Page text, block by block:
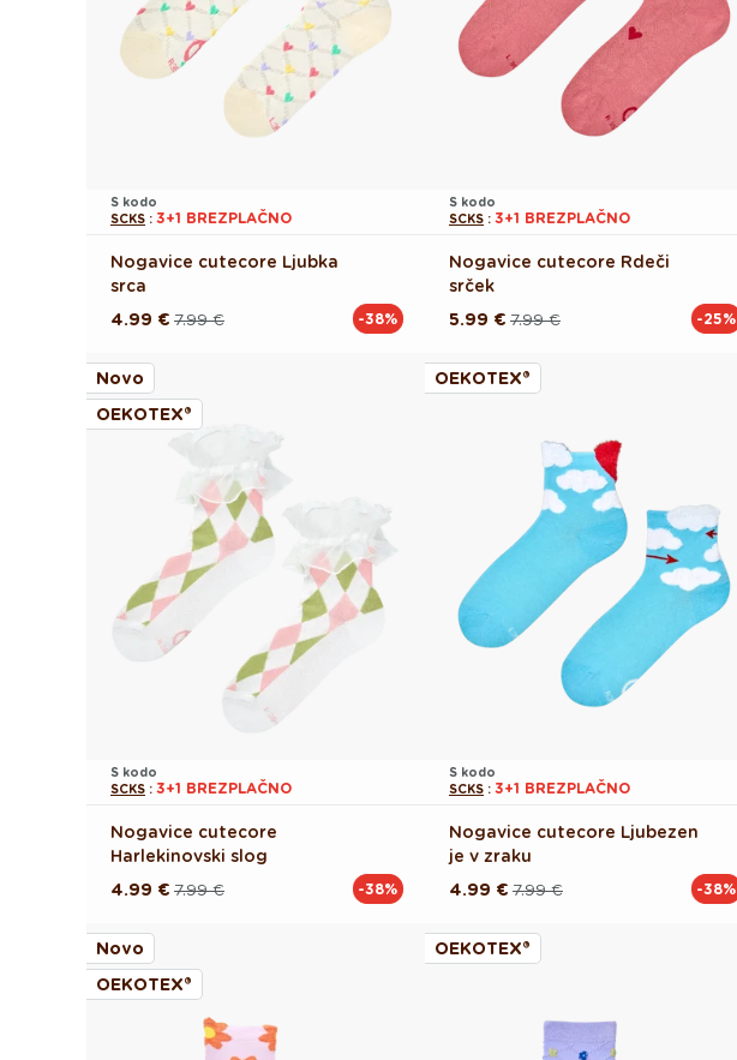
S kodo
SCKS : 3+1 BREZPLAČNO
Nogavice cutecore Ljubka
srca
Redna 7.99 €
Akcijska
4.99 € -38%
S kodo
SCKS : 3+1 BREZPLAČNO
Nogavice cutecore Rdeči
srček
Redna 7.99 €
Akcijska
5.99 € -25%
Novo
OEKOTEX®
S kodo
SCKS : 3+1 BREZPLAČNO
Nogavice cutecore
Harlekinovski slog
Redna 7.99 €
Akcijska
4.99 € -38%
OEKOTEX®
S kodo
SCKS : 3+1 BREZPLAČNO
Nogavice cutecore Ljubezen
je v zraku
Redna 7.99 €
Akcijska
4.99 € -38%
Novo
OEKOTEX®
OEKOTEX®